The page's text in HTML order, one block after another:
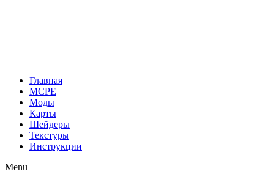
Главная
MCPE
Моды
Карты
Шейдеры
Текстуры
Инструкции
Menu